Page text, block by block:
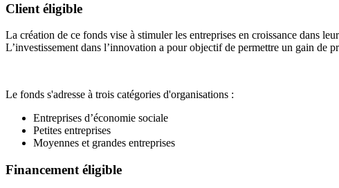
Client éligible
La création de ce fonds vise à stimuler les entreprises en croissance dans
L’investissement dans l’innovation a pour objectif de permettre un gain de
Le fonds s'adresse à trois catégories d'organisations :
Entreprises d’économie sociale
Petites entreprises
Moyennes et grandes entreprises
Financement éligible